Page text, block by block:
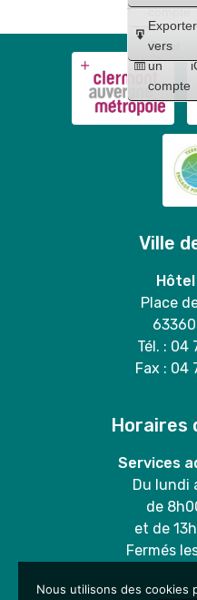
compte
Créer
un
compte
Exporter
vers
Ville
Place
63360
Tél. : 04
Fax : 04
Horaires
Services
Du lundi
de
et de
Fermés
Nous utilisons des cookies